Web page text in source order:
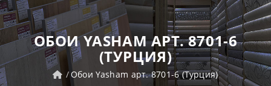
ОБОИ YASHAM АРТ. 8701-6
(ТУРЦИЯ)
Обои Yasham арт. 8701-6 (Турция)